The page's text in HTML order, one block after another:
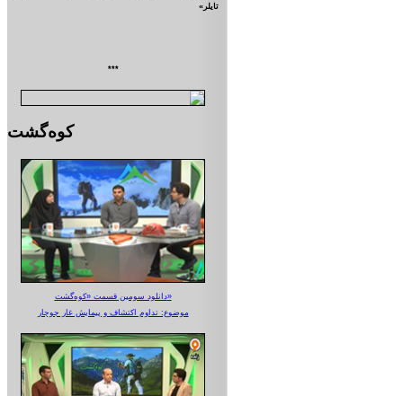
تايلر»
***
کوه‌گشت
دانلود سومین قسمت «کوه‌گشت»
موضوع: تداوم اکتشاف و پیمایش غار جوجار